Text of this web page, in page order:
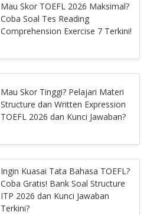
Mau Skor TOEFL 2026 Maksimal?
Coba Soal Tes Reading
Comprehension Exercise 7 Terkini!
Mau Skor Tinggi? Pelajari Materi
Structure dan Written Expression
TOEFL 2026 dan Kunci Jawaban?
Ingin Kuasai Tata Bahasa TOEFL?
Coba Gratis! Bank Soal Structure
ITP 2026 dan Kunci Jawaban
Terkini?